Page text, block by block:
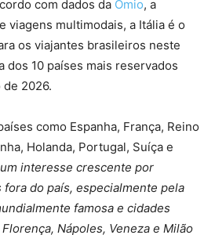
com dados da Omio, a
viagens multimodais, a Itália é o
os viajantes brasileiros neste
dos 10 países mais reservados
2026.
como Espanha, França, Reino
Holanda, Portugal, Suíça e
interesse crescente por
do país, especialmente pela
famosa e cidades
Nápoles, Veneza e Milão